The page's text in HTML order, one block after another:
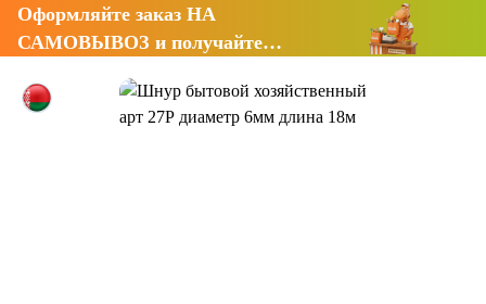
Оформляйте заказ НА
САМОВЫВОЗ и получайте